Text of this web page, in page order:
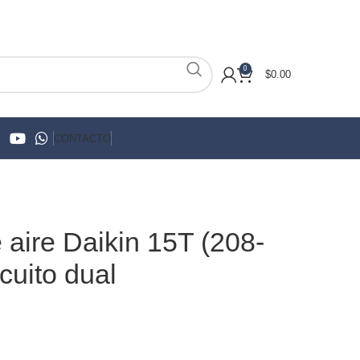
0
$0.00
CONTACTO
aire Daikin 15T (208-
dual